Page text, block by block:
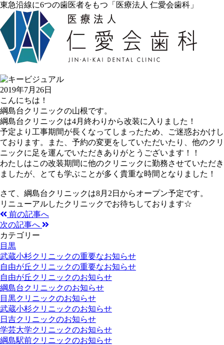
東急沿線に6つの歯医者をもつ「医療法人 仁愛会歯科」
2019年7月26日
こんにちは！
綱島台クリニックの山根です。
綱島台クリニックは4月終わりから改装に入りました！
予定より工事期間が長くなってしまったため、ご迷惑おかけし
ております。また、予約の変更をしていただいたり、他のクリ
ニックに足を運んでいただきありがとうございます！！
わたしはこの改装期間に他のクリニックに勤務させていただき
ましたが、とても学ぶことが多く貴重な時間となりました！
さて、綱島台クリニックは8月2日からオープン予定です。
リニューアルしたクリニックでお待ちしております☆
前の記事へ
次の記事へ
カテゴリー
目黒
武蔵小杉クリニックの重要なお知らせ
自由が丘クリニックの重要なお知らせ
自由が丘クリニックのお知らせ
綱島台クリニックのお知らせ
目黒クリニックのお知らせ
武蔵小杉クリニックのお知らせ
日吉クリニックのお知らせ
学芸大学クリニックのお知らせ
綱島駅前クリニックのお知らせ